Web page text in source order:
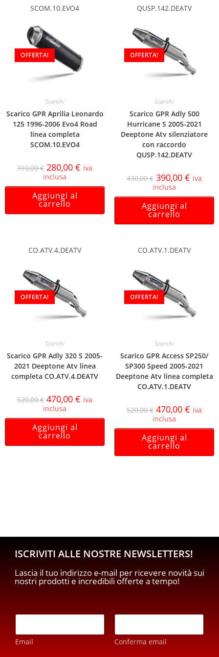
SCOM.10.EVO4
OFFERTA!
Scarichi
Scarico GPR Aprilia Leonardo
125 1996-2006 Evo4 Road
linea completa
SCOM.10.EVO4
310,00€ 280,00 € iva
inclusa
Aggiungi al
carrello
QUSP.142.DEATV
OFFERTA!
Scarichi
Scarico GPR Adly 500
Hurricane S 2005-2021
Deeptone Atv silenziatore
con raccordo
QUSP.142.DEATV
430,00€ 390,00 € iva
inclusa
Aggiungi al
carrello
CO.ATV.4.DEATV
OFFERTA!
Scarichi
Scarico GPR Adly 320 S 2005-
2021 Deeptone Atv linea
completa CO.ATV.4.DEATV
520,00€ 470,00 € iva
inclusa
Aggiungi al
carrello
CO.ATV.1.DEATV
OFFERTA!
Scarichi
Scarico GPR Access SP250/
SP300 Speed 2005-2021
Deeptone Atv linea completa
CO.ATV.1.DEATV
520,00€ 470,00 € iva
inclusa
Aggiungi al
carrello
ISCRIVITI ALLE NOSTRE NEWSLETTERS!
Lascia il tuo indirizzo e-mail per ricevere novità sui
nostri prodotti e incredibili offerte a tempo!
E
a
iEmail Conferma email